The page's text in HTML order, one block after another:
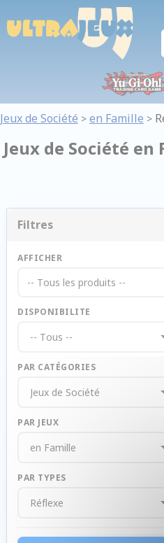
Jeux de Société > en Famille >
Jeux de Société
Filtres
AFFICHER
-- Tous les produits --
DISPONIBILITE
PAR CATÉGORIES
PAR JEUX
PAR TYPES
Panneau de gestion des cookies